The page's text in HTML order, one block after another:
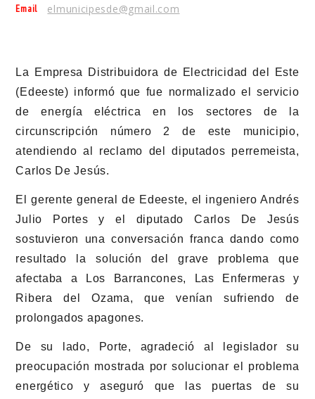
Email elmunicipesde@gmail.com
La Empresa Distribuidora de Electricidad del Este
(Edeeste) informó que fue normalizado el servicio
de energía eléctrica en los sectores de la
circunscripción número 2 de este municipio,
atendiendo al reclamo del diputados perremeista,
Carlos De Jesús.
El gerente general de Edeeste, el ingeniero Andrés
Julio Portes y el diputado Carlos De Jesús
sostuvieron una conversación franca dando como
resultado la solución del grave problema que
afectaba a Los Barrancones, Las Enfermeras y
Ribera del Ozama, que venían sufriendo de
prolongados apagones.
De su lado, Porte, agradeció al legislador su
preocupación mostrada por solucionar el problema
energético y aseguró que las puertas de su